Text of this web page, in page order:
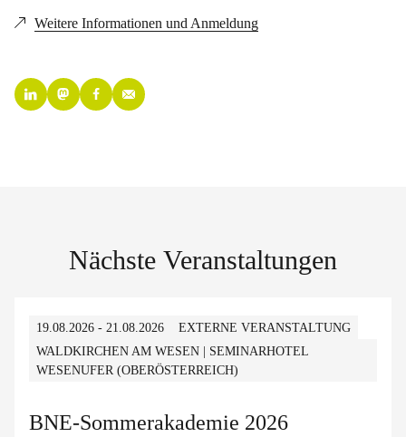
Weitere Informationen und Anmeldung
Nächste Veranstaltungen
19.08.2026 - 21.08.2026
EXTERNE VERANSTALTUNG
WALDKIRCHEN AM WESEN | SEMINARHOTEL
WESENUFER (OBERÖSTERREICH)
BNE-Sommerakademie 2026